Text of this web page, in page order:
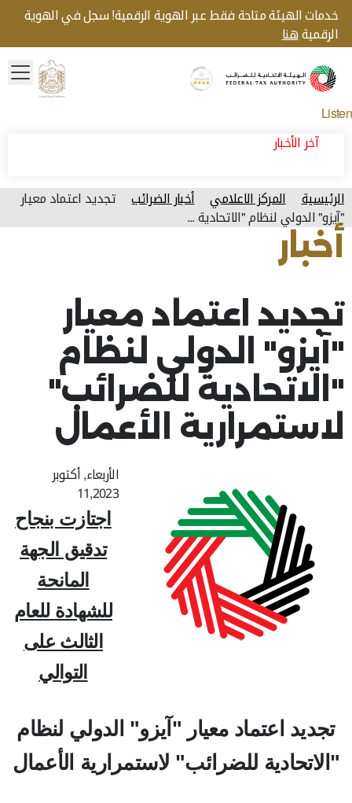
خدمات الهيئة متاحة فقط عبر الهوية الرقمية! سجل في الهوية
الرقميةهنا
Logo
Gold star Logo
Listen
آخر الأخبار
الرئيسية المركز الاعلامي أخبار الضرائب تجديد اعتماد معيار
"آيزو" الدولي لنظام "الاتحادية ...
أخبار
تجديد اعتماد معيار
"آيزو" الدولي لنظام
"الاتحادية للضرائب"
لاستمرارية الأعمال
الأربعاء, أكتوبر
11,2023
اجتازت بنجاح
تدقيق الجهة
المانحة
للشهادة للعام
الثالث على
التوالي
تجديد اعتماد معيار "آيزو" الدولي لنظام
"الاتحادية للضرائب" لاستمرارية الأعمال